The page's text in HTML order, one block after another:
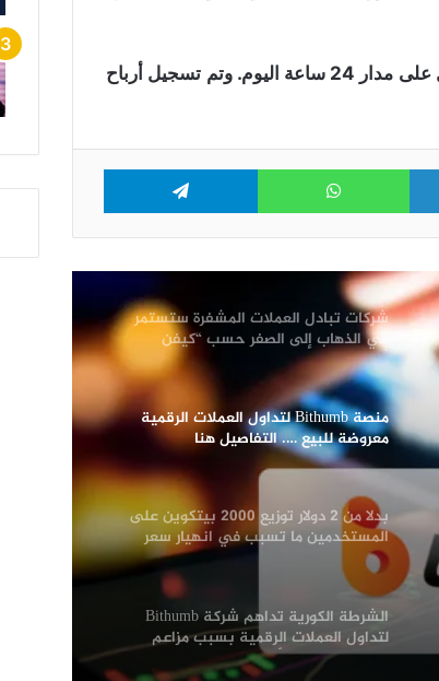
يذكر أن منصة “Bithumb” الكورية شهدت ارتفاعًا في حجم التداول على مدار 24 ساعة اليوم. وتم تسجيل أرباح
LinkedIn
WhatsApp
Telegram
البيتكوين على Bithumb: التفاصيل
إليكم تفاصيل الأداء المالي لمنصة تداول
العملات الرقمية الكورية “Bithumb” خلال
شركات تبادل العملات المشفرة ستستمر
في الذهاب إلى الصفر حسب “كيفن
أوليري”!
منصة Bithumb لتداول العملات الرقمية
معروضة للبيع …. التفاصيل هنا
بدلا من 2 دولار توزيع 2000 بيتكوين على
المستخدمين ما تسبب في انهيار سعر
البيتكوين على Bithumb: التفاصيل
الشرطة الكورية تداهم شركة Bithumb
لتداول العملات الرقمية بسبب مزاعم
إساءة استخدام الأموال!